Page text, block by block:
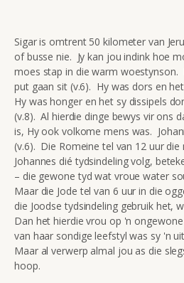
Sigar is omtrent 50 kilometer van
of busse nie. Jy kan jou indink hoe
moes stap in die warm woestynson.
put gaan sit (v.6). Hy was dors en
Hy was honger en het sy dissipels
(v.8). Al hierdie dinge bewys vir ons
is, Hy ook volkome mens was.
(v.6). Die Romeine tel van 12 uur
Johannes dié tydsindeling volg,
– die gewone tyd wat vroue water
Maar die Jode tel van 6 uur in die
die Joodse tydsindeling gebruik het,
Dan het hierdie vrou op 'n
van haar sondige leefstyl was sy 'n
Maar al verwerp almal jou as die
hoop.